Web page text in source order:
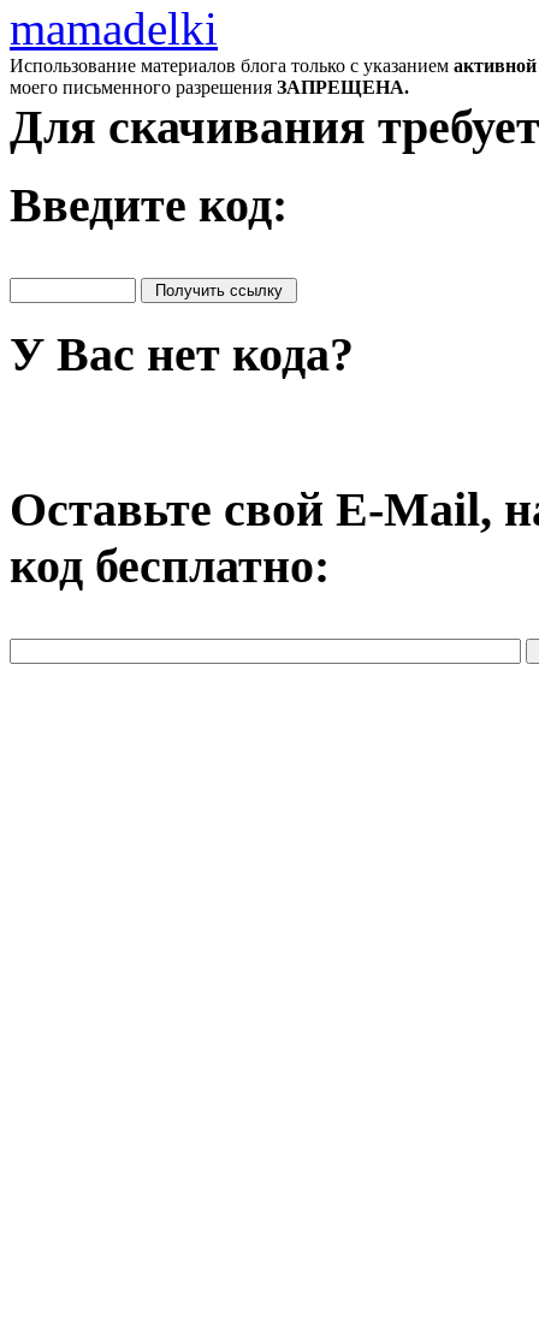
mamadelki
Использование материалов блога только с указанием
моего письменного разрешения ЗАПРЕЩЕНА.
Для скачивания
Введите код:
У Вас нет кода?
Оставьте свой E-Mail,
код бесплатно: